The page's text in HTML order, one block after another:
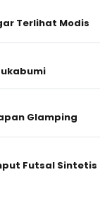
Terlihat Modis
Glamping
Futsal Sintetis